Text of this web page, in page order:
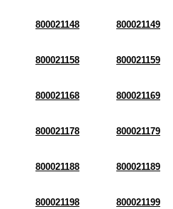
800021148 800021149
800021158 800021159
800021168 800021169
800021178 800021179
800021188 800021189
800021198 800021199